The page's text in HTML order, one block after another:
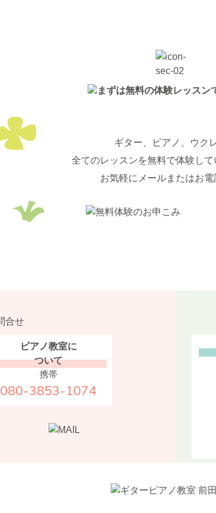
ギター、ピアノ、ウク
全てのレッスンを無料で体験して
お気軽にメールまたはお電
ピアノ教室に
ついて
携帯
080-3853-1074